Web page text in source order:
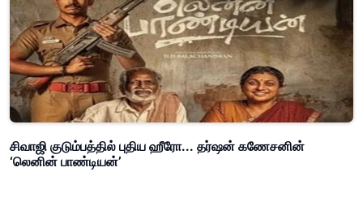
சிவாஜி குடும்பத்தில் புதிய ஹீரோ... தர்ஷன் கணேசனின்
‘லெனின் பாண்டியன்’